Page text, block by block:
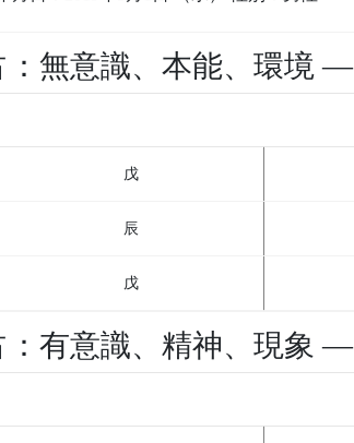
無意識、本能、環境 —
戊
辰
戊
有意識、精神、現象 —